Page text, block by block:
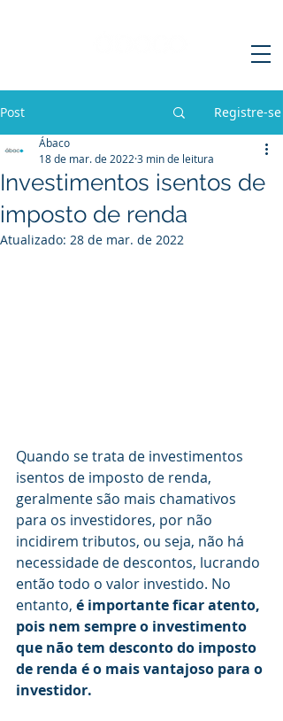
Post Registre-se
Investimentos isentos de
imposto de renda
Ábaco
18 de mar. de 2022 3 min de leitura
Atualizado: 28 de mar. de 2022
Quando se trata de investimentos
isentos de imposto de renda,
geralmente são mais chamativos
para os investidores, por não
incidirem tributos, ou seja, não há
necessidade de descontos, lucrando
então todo o valor investido. No
entanto, é importante ficar atento,
pois nem sempre o investimento
que não tem desconto do imposto
de renda é o mais vantajoso para o
investidor.